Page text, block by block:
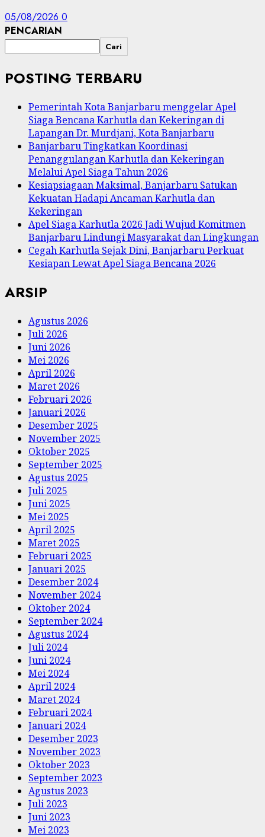
05/08/2026 0
PENCARIAN
Cari
POSTING TERBARU
Pemerintah Kota Banjarbaru menggelar Apel
Siaga Bencana Karhutla dan Kekeringan di
Lapangan Dr. Murdjani, Kota Banjarbaru
Banjarbaru Tingkatkan Koordinasi
Penanggulangan Karhutla dan Kekeringan
Melalui Apel Siaga Tahun 2026
Kesiapsiagaan Maksimal, Banjarbaru Satukan
Kekuatan Hadapi Ancaman Karhutla dan
Kekeringan
Apel Siaga Karhutla 2026 Jadi Wujud Komitmen
Banjarbaru Lindungi Masyarakat dan Lingkungan
Cegah Karhutla Sejak Dini, Banjarbaru Perkuat
Kesiapan Lewat Apel Siaga Bencana 2026
ARSIP
Agustus 2026
Juli 2026
Juni 2026
Mei 2026
April 2026
Maret 2026
Februari 2026
Januari 2026
Desember 2025
November 2025
Oktober 2025
September 2025
Agustus 2025
Juli 2025
Juni 2025
Mei 2025
April 2025
Maret 2025
Februari 2025
Januari 2025
Desember 2024
November 2024
Oktober 2024
September 2024
Agustus 2024
Juli 2024
Juni 2024
Mei 2024
April 2024
Maret 2024
Februari 2024
Januari 2024
Desember 2023
November 2023
Oktober 2023
September 2023
Agustus 2023
Juli 2023
Juni 2023
Mei 2023